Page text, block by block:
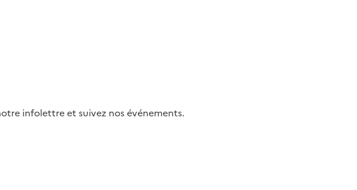
infolettre et suivez nos événements.